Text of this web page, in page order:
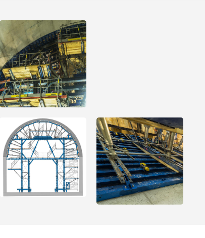
Open
Open